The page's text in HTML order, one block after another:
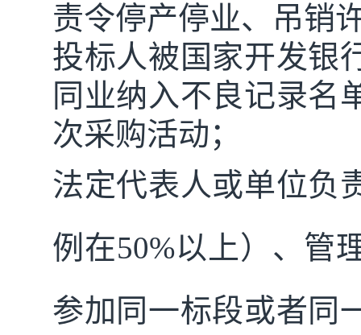
责令停产停业、吊销
投标人被国家开发银
同业纳入不良记录名
次采购活动；
法定代表人或单位负
例在50%以上）、管
参加同一标段或者同